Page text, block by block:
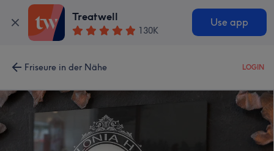
Treatwell
130K
Use app
Friseure in der Nähe LOGIN